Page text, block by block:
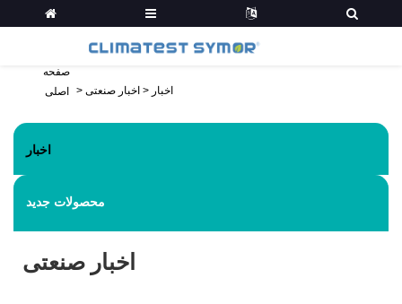
صفحه
اصلی
> اخبار > اخبار صنعتی
اخبار
محصولات جدید
اخبار صنعتی